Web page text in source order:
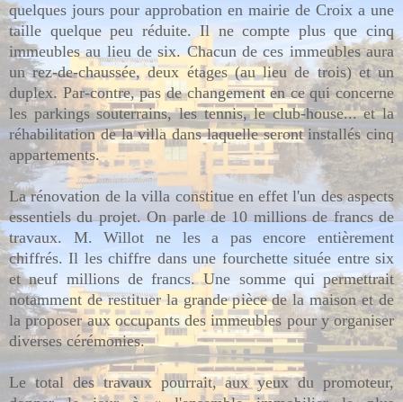
quelques jours pour approbation en mairie de Croix a une
taille quelque peu réduite. Il ne compte plus que cinq
immeubles au lieu de six. Chacun de ces immeubles aura
un rez-de-chaussée, deux étages (au lieu de trois) et un
duplex. Par-contre, pas de changement en ce qui concerne
les parkings souterrains, les tennis, le club-house... et la
réhabilitation de la villa dans laquelle seront installés cinq
appartements.
La rénovation de la villa constitue en effet l'un des aspects
essentiels du projet. On parle de 10 millions de francs de
travaux. M. Willot ne les a pas encore entièrement
chiffrés. Il les chiffre dans une fourchette située entre six
et neuf millions de francs. Une somme qui permettrait
notamment de restituer la grande pièce de la maison et de
la proposer aux occupants des immeubles pour y organiser
diverses cérémonies.
Le total des travaux pourrait, aux yeux du promoteur,